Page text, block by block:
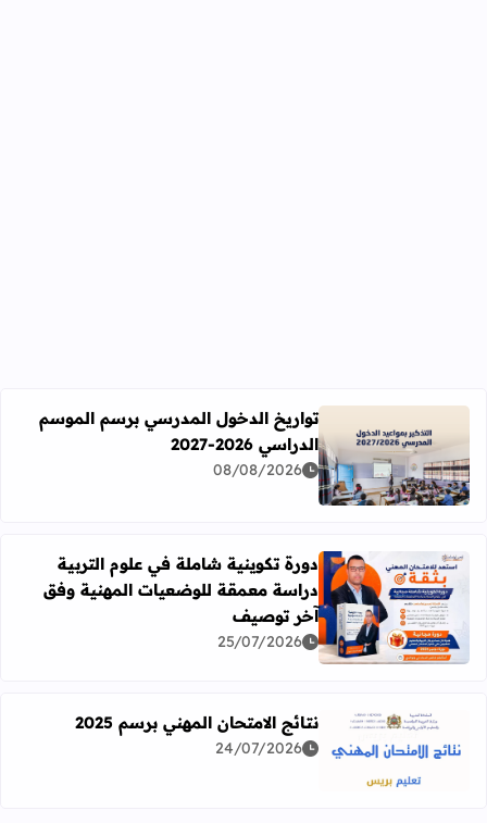
اقرأ المزيد عن تواريخ الدخول المدرسي برسم الموسم الدراسي 2026-
تواريخ الدخول المدرسي برسم الموسم
الدراسي 2026-2027
08/08/2026
اقرأ المزيد عن دورة تكوينية شاملة في علوم التربية
دورة تكوينية شاملة في علوم التربية
دراسة معمقة للوضعيات المهنية وفق
آخر توصيف
25/07/2026
اقرأ المزيد عن نتائج الامتحان المهني برسم 2025
نتائج الامتحان المهني برسم 2025
24/07/2026